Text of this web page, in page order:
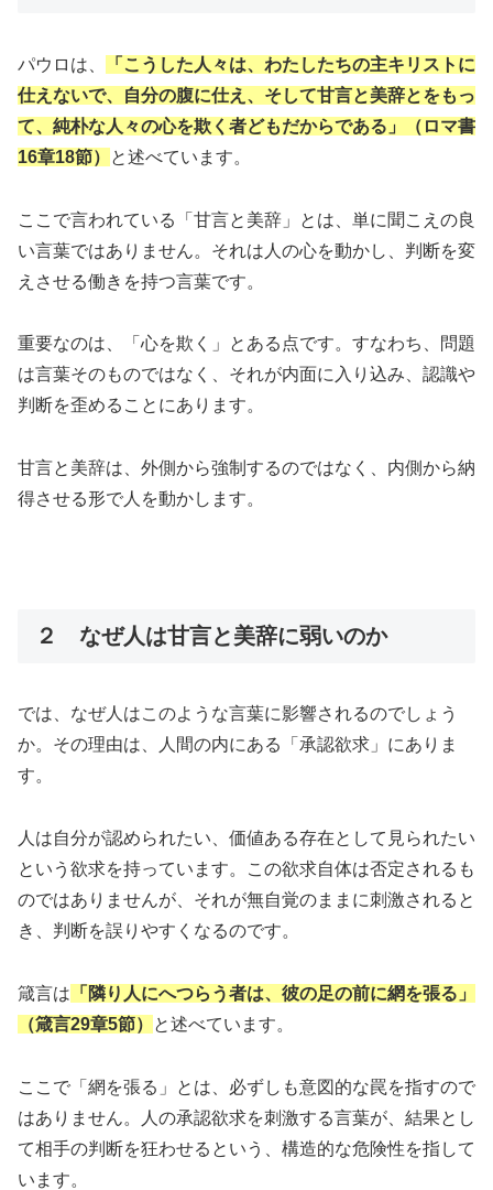
パウロは、
「こうした人々は、わたしたちの主キリストに
仕えないで、自分の腹に仕え、そして甘言と美辞とをもっ
て、純朴な人々の心を欺く者どもだからである」（ロマ書
16章18節）
と述べています。
ここで言われている「甘言と美辞」とは、単に聞こえの良
い言葉ではありません。それは人の心を動かし、判断を変
えさせる働きを持つ言葉です。
重要なのは、「心を欺く」とある点です。すなわち、問題
は言葉そのものではなく、それが内面に入り込み、認識や
判断を歪めることにあります。
甘言と美辞は、外側から強制するのではなく、内側から納
得させる形で人を動かします。
２ なぜ人は甘言と美辞に弱いのか
では、なぜ人はこのような言葉に影響されるのでしょう
か。その理由は、人間の内にある「承認欲求」にありま
す。
人は自分が認められたい、価値ある存在として見られたい
という欲求を持っています。この欲求自体は否定されるも
のではありませんが、それが無自覚のままに刺激されると
き、判断を誤りやすくなるのです。
箴言は 「隣り人にへつらう者は、彼の足の前に網を張る」
（箴言29章5節）
と述べています。
ここで「網を張る」とは、必ずしも意図的な罠を指すので
はありません。人の承認欲求を刺激する言葉が、結果とし
て相手の判断を狂わせるという、構造的な危険性を指して
います。